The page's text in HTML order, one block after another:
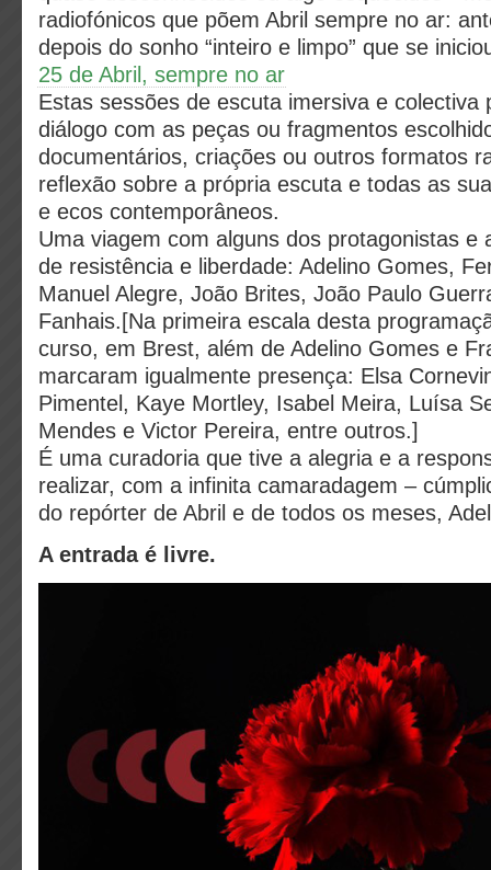
radiofónicos que põem Abril sempre no ar:
depois do sonho “inteiro e limpo” que se
25 de Abril, sempre no ar
Estas sessões de escuta imersiva e colectiva
diálogo com as peças ou fragmentos
documentários, criações ou outros formatos
reflexão sobre a própria escuta e todas as
e ecos contemporâneos.
Uma viagem com alguns dos protagonistas e
de resistência e liberdade: Adelino Gomes,
Manuel Alegre, João Brites, João Paulo
Fanhais.[Na primeira escala desta
curso, em Brest, além de Adelino Gomes e
marcaram igualmente presença: Elsa
Pimentel, Kaye Mortley, Isabel Meira, Luísa
Mendes e Victor Pereira, entre outros.]
É uma curadoria que tive a alegria e a
realizar, com a infinita camaradagem –
do repórter de Abril e de todos os meses,
A entrada é livre.